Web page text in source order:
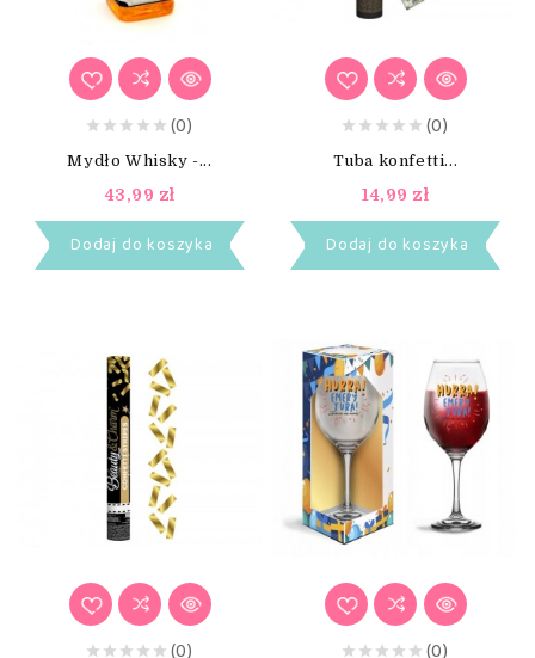
(0)
Mydło Whisky -...
43,99 zł
Dodaj do koszyka
(0)
Tuba konfetti...
14,99 zł
Dodaj do koszyka
(0) (0)